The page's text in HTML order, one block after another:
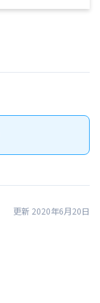
更新 2020年6月20日